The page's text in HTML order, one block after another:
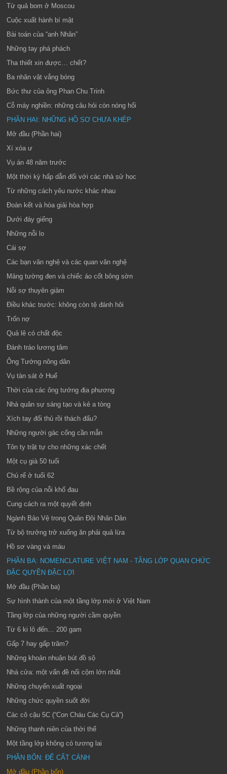
Từ quả bom ở Moscou
Cuộc xuất hành bí mật
Bài toán của “anh Nhân”
Những tay phá phách
Tha thiết xin được… chết?
Ba nhân vật vắng bóng
Bức thư của ông Phan Chu Trinh
Cỗ máy nghiền: những câu hỏi còn nóng hổi
PHẦN HAI: NHỮNG HỒ SƠ CHƯA KHÉP
Mở đầu (Phần hai)
Xí xóa ư
Vụ án 48 năm trước
Một thời kỳ hấp dẫn đối với các nhà sử học
Từ những cách yêu nước khác nhau
Đoàn kết và hòa giải hòa hợp
Dưới đáy giếng
Những nỗi lo
Cái sợ
Các bạn văn nghệ và các quan văn nghệ
Mảng tường đen và chiếc áo cốt bông sờn
Nỗi sợ thuyên giảm
Điều khác trước: không còn tệ đánh hôi
Trốn nợ
Quả lê có chất độc
Đánh tráo lương tâm
Ông Tướng nông dân
Vụ tàn sát ở Huế
Thời của các ông tướng địa phương
Nhà quân sự sáng tạo và kẻ a tòng
Xích tay đối thủ rồi thách đấu?
Những người gác cổng cần mẫn
Tôn ty trật tự cho những xác chết
Một cụ già 50 tuổi
Chú rể ở tuổi 62
Bề rộng của nỗi khổ đau
Cung cách ra một quyết định
Ngành Bảo Vệ trong Quân Đội Nhân Dân
Từ bộ trưởng trở xuống ăn phải quả lừa
Hồ sơ vàng và máu
PHẦN BA: NOMENCLATURE VIỆT NAM - TẦNG LỚP QUAN CHỨC
ĐẶC QUYỀN ĐẶC LỢI
Mở đầu (Phần ba)
Sự hình thành của một tầng lớp mới ở Việt Nam
Tầng lớp của những người cầm quyền
Từ 6 ki lô đến… 200 gam
Gấp 7 hay gấp trăm?
Những khoản nhuận bút đồ sộ
Nhà cửa: một vấn đề nổi cộm lớn nhất
Những chuyến xuất ngoại
Những chức quyền suốt đời
Các cô cậu 5C (“Con Cháu Các Cụ Cả”)
Những thanh niên của thời thế
Một tầng lớp không có tương lai
PHẦN BỐN: ĐỂ CẤT CÁNH
Mở đầu (Phần bốn)